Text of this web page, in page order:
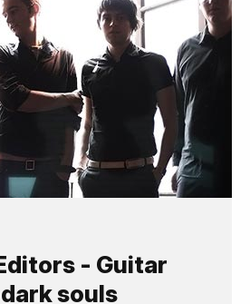
- Guitar
souls